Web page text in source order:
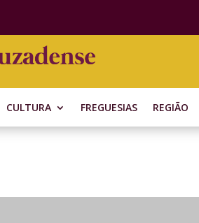
CULTURA FREGUESIAS REGIÃO